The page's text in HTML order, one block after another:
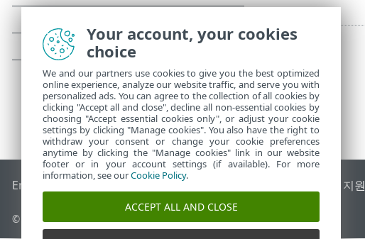
End of Life ESET 지식 베이스 ESET 포럼 국가별 지원
© 1992 - 2025 ESET, spol. s r.o. - All rights reserved.
Your account, your cookies
choice
We and our partners use cookies to give you the best optimized
online experience, analyze our website traffic, and serve you with
personalized ads. You can agree to the collection of all cookies by
clicking "Accept all and close", decline all non-essential cookies by
choosing "Accept essential cookies only", or adjust your cookie
settings by clicking "Manage cookies". You also have the right to
withdraw your consent or change your cookie preferences
anytime by clicking the "Manage cookies" link in our website
footer or in your account settings (if available). For more
information, see ourCookie Policy.
ACCEPT ALL AND CLOSE